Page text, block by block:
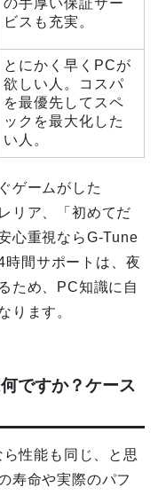
の手厚い保証サー
ビスも充実。
とにかく早くPCが
欲しい人。コスパ
を最優先してスペ
ックを最大化した
い人。
ゲームがした
リア、「初めてだ
心重視ならG-Tune
間サポートは、夜
ため、PC知識に自
ります。
ですか？ケース
性能も同じ、と思
寿命や実際のパフ